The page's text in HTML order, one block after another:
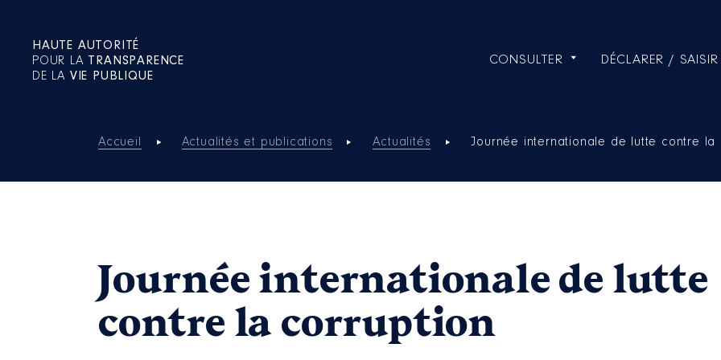
HAUTE AUTORITÉ
POUR LA TRANSPARENCE
DE LA VIE PUBLIQUE
CONSULTER DÉCLARER / SAISIR
Accueil Actualités et publications Actualités Journée internationale de lutte contre la
Journée internationale de lutte
contre la corruption